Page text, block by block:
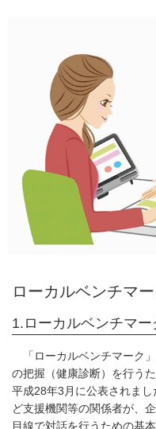
ローカルベンチマ
1.ローカルベンチマー
「ローカルベンチマーク
の把握（健康診断）を行う
平成28年3月に公表されま
ど支援機関等の関係者が、
目線で対話を行うための基